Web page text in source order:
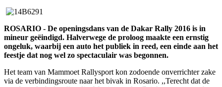
ROSARIO - De openingsdans van de Dakar Rally 2016 is in
mineur geëindigd. Halverwege de proloog maakte een ernstig
ongeluk, waarbij een auto het publiek in reed, een einde aan het
feestje dat nog wel zo spectaculair was begonnen.
Het team van Mammoet Rallysport kon zodoende onverrichter zake
via de verbindingsroute naar het bivak in Rosario. ,,Terecht dat de